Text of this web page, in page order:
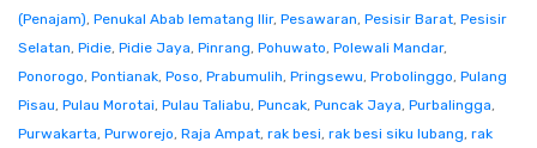
(Penajam), Penukal Abab lematang Ilir, Pesawaran, Pesisir Barat, Pesisir
Selatan, Pidie, Pidie Jaya, Pinrang, Pohuwato, Polewali Mandar,
Ponorogo, Pontianak, Poso, Prabumulih, Pringsewu, Probolinggo, Pulang
Pisau, Pulau Morotai, Pulau Taliabu, Puncak, Puncak Jaya, Purbalingga,
Purwakarta, Purworejo, Raja Ampat, rak besi, rak besi siku lubang, rak